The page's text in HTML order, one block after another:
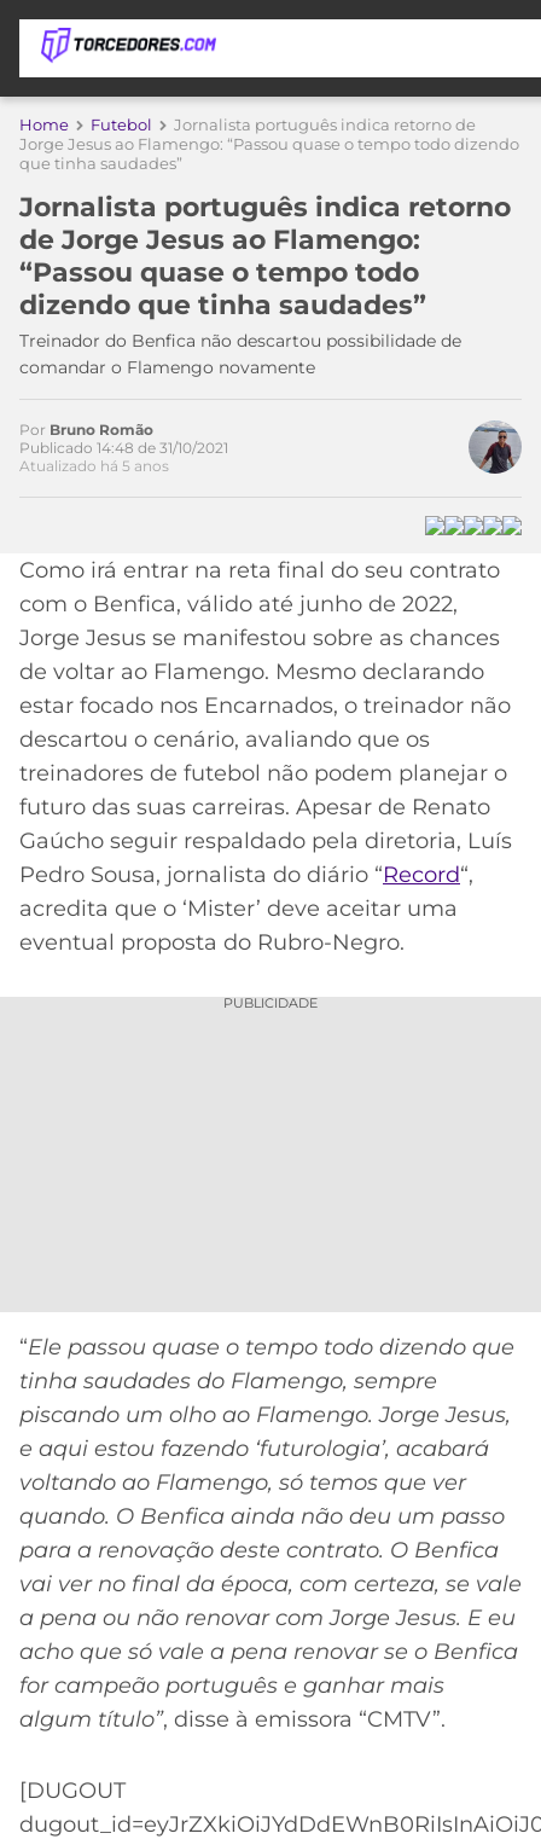
APOSTAS
DICAS
DE
APOSTA
MELHORES
SITES
DE
APOSTAS
2026
CÓDIGO
CÓDIGO
DE
INDICAÇÃO
BET365
CÓDIGO
BETANO
MELHORES
APPS
DE
APOSTAS
ONLINE
ÚLTIMAS
COPA
DO
MUNDO
TIMES
MEU
TIME
CORINTHIANS
SÃO
PAULO
SANTOS
FLAMENGO
FLUMINENSE
BOTAFOGO
VASCO
CAMPEONATOS
LIBERTADORES
COPA
DO
BRASIL
PREMIER
LEAGUE
COPA
SUL-
AMERICANA
LIGA
MERCADO
DA
BOLA
PALPITES
Home Futebol
Jornalista português indica retorno de
Jorge Jesus ao Flamengo: “Passou quase o tempo todo dizendo
que tinha saudades”
Jornalista português indica retorno
de Jorge Jesus ao Flamengo:
“Passou quase o tempo todo
dizendo que tinha saudades”
Treinador do Benfica não descartou possibilidade de
comandar o Flamengo novamente
Por Bruno Romão
Publicado 14:48 de 31/10/2021
Atualizado há 5 anos
Como irá entrar na reta final do seu contrato
com o Benfica, válido até junho de 2022,
Jorge Jesus se manifestou sobre as chances
de voltar ao Flamengo. Mesmo declarando
estar focado nos Encarnados, o treinador não
descartou o cenário, avaliando que os
treinadores de futebol não podem planejar o
futuro das suas carreiras. Apesar de Renato
Gaúcho seguir respaldado pela diretoria, Luís
Pedro Sousa, jornalista do diário “Record“,
acredita que o ‘Mister’ deve aceitar uma
eventual proposta do Rubro-Negro.
PUBLICIDADE
“Ele passou quase o tempo todo dizendo que
tinha saudades do Flamengo, sempre
piscando um olho ao Flamengo. Jorge Jesus,
e aqui estou fazendo ‘futurologia’, acabará
voltando ao Flamengo, só temos que ver
quando. O Benfica ainda não deu um passo
para a renovação deste contrato. O Benfica
vai ver no final da época, com certeza, se vale
a pena ou não renovar com Jorge Jesus. E eu
acho que só vale a pena renovar se o Benfica
for campeão português e ganhar mais
algum título”, disse à emissora “CMTV”.
[DUGOUT